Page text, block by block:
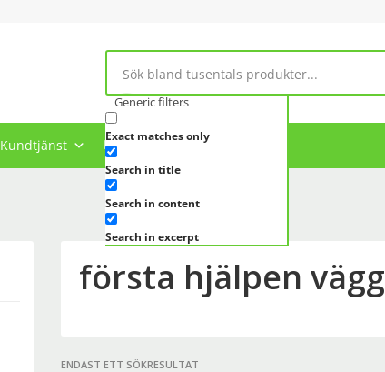
Generic filters
Exact matches only
Search in title
Search in content
Search in excerpt
Kundtjänst Om Magasin 10
första hjälpen vägg
ENDAST ETT SÖKRESULTAT